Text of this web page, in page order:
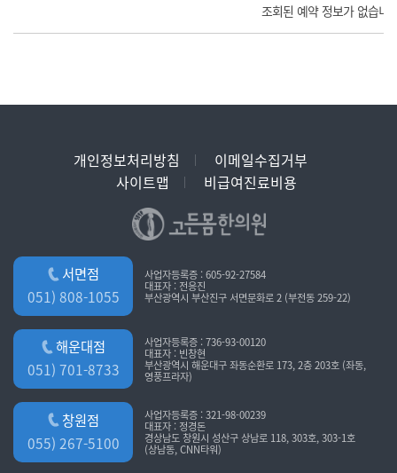
조회된 예약 정보가 없습니
개인정보처리방침
이메일수집거부
사이트맵
비급여진료비용
서면점
051) 808-1055
사업자등록증 : 605-92-27584
대표자 : 전응진
부산광역시 부산진구 서면문화로 2 (부전동 259-22)
해운대점
051) 701-8733
사업자등록증 : 736-93-00120
대표자 : 빈창현
부산광역시 해운대구 좌동순환로 173, 2층 203호 (좌동,
영풍프라자)
창원점
055) 267-5100
사업자등록증 : 321-98-00239
대표자 : 정경돈
경상남도 창원시 성산구 상남로 118, 303호, 303-1호
(상남동, CNN타워)